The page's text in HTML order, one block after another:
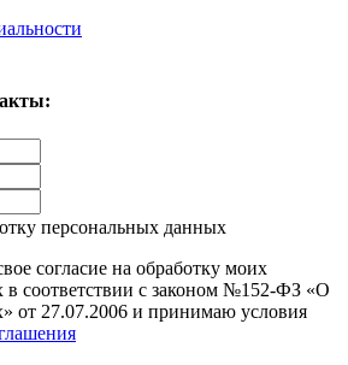
персональных данных
согласие на обработку моих
в соответствии с законом №152-ФЗ «О
от 27.07.2006 и принимаю условия